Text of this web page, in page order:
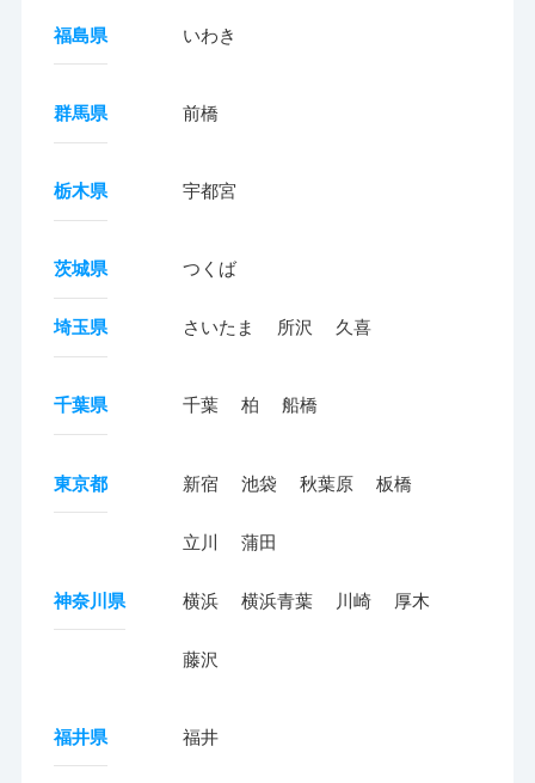
福島県 いわき
群馬県 前橋
栃木県 宇都宮
茨城県 つくば
埼玉県 さいたま 所沢 久喜
千葉県 千葉 柏 船橋
東京都 新宿 池袋 秋葉原 板橋
立川 蒲田
神奈川県 横浜 横浜青葉 川崎 厚木
藤沢
福井県 福井